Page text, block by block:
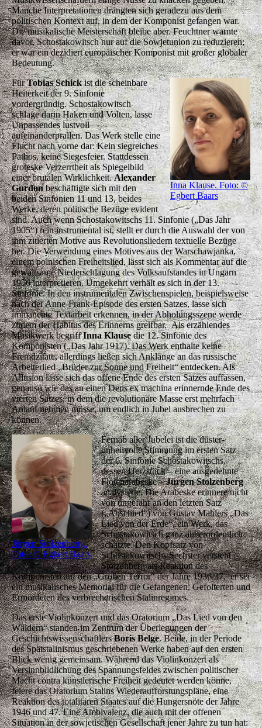
Manche Interpretationen drängten sich geradezu aus dem
politischen Kontext auf, in dem der Komponist gefangen war.
Die musikalische Meisterschaft bleibe aber. Feuchtner warnte
davor, Schostakowitsch nur auf die Sowjetunion zu reduzieren;
er war ein dezidiert europäischer Komponist mit großer globaler
Bedeutung.
Inna Klause. Foto: ©
Egbert Baars
FürTobias Schickist die scheinbare
Heiterkeit der 9. Sinfonie
vordergründig. Schostakowitsch
schlage darin Haken und Volten, lasse
Unpassendes lustvoll
aufeinanderprallen. Das Werk stelle eine
Flucht nach vorne dar: Kein siegreiches
Pathos, keine Siegesfeier. Stattdessen
groteske Verzerrtheit als Spiegelbild
einer brutalen Wirklichkeit.Alexander
Gurdonbeschäftigte sich mit den
beiden Sinfonien 11 und 13, beides
Werke, deren politische Bezüge evident
sind. Auch wenn Schostakowitschs 11. Sinfonie („Das Jahr
1905“) rein instrumental ist, stellt er durch die Auswahl der von
ihm zitierten Motive aus Revolutionsliedern textuelle Bezüge
her. Die Verwendung eines Motives aus der Warschawjanka,
einem polnischen Freiheitslied, lässt sich als Kommentar auf die
gewaltsame Niederschlagung des Volksaufstandes in Ungarn
1956 interpretieren. Umgekehrt verhält es sich in der 13.
Sinfonie. In den instrumentalen Zwischenspielen, beispielsweise
nach der Anne-Frank-Episode des ersten Satzes, lasse sich
immanente Textarbeit erkennen, in der Abholungsszene werde
zudem der Habitus des Erinnerns greifbar. Als erzählendes
Musikwerk begriffInna Klausedie 12. Sinfonie des
Komponisten („Das Jahr 1917). Das Werk enthalte keine
Fremdzitate, allerdings ließen sich Anklänge an das russische
Arbeiterlied „Brüder zur Sonne und Freiheit“ entdecken. Als
Allusion lasse sich das offene Ende des ersten Satzes auffassen,
genauso wie das an einen Deus ex machina erinnernde Ende des
vierten Satzes, in dem die revolutionäre Masse erst mehrfach
Anlauf nehmen müsse, um endlich in Jubel ausbrechen zu
können.
Jürgen Stolzenbertg.
Foto: © Egbert Baars
Fernab aller Jubelei ist die düster-
unheilvolle Stimmung im ersten Satz
der 6. Sinfonie Schostakowitschs,
dessen Herzstück – eine ausgedehnte
Flötenarabeske –Jürgen Stolzenberg
analysierte. Die Arabeske erinnere nicht
von ungefähr an den letzten Satz
(„Abschied“) von Gustav Mahlers „Das
Lied von der Erde“, ein Werk, das
Schostakowitsch ganz außerordentlich
schätzte. Den Kopfsatz von
Schostakowitschs Sechster versteht
Stolzenberg als Reaktion des
Komponisten auf den „Großen Terror“ der Jahre 1936/37, er sei
ein musikalisches Memorial für die Gefangenen, Gefolterten und
Ermordeten des verbrecherischen Stalinregimes.
Das erste Violinkonzert und das Oratorium „Das Lied von den
Wäldern“ standen im Zentrum der Überlegungen der
GeschichtswissenschaftlersBoris Belge. Beide, in der Periode
des Spätstalinismus geschriebenen Werke haben auf den ersten
Blick wenig gemeinsam. Während das Violinkonzert als
Versinnbildlichung des Spannungsfeldes zwischen politischer
Macht contra künstlerische Freiheit gedeutet werden könne,
feiere das Oratorium Stalins Wiederaufforstungspläne, eine
Reaktion des totalitären Staates auf die Hungersnöte der Jahre
1946 und 47. Eine Ambivalenz, die auch mit der offenen
Situation in der sowjetischen Gesellschaft jener Jahre zu tun hat: